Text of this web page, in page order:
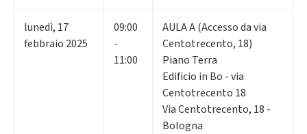
lunedì, 17
febbraio 2025
09:00
-
11:00
AULA A (Accesso da via
Centotrecento, 18)
Piano Terra
Edificio in Bo - via
Centotrecento 18
Via Centotrecento, 18 -
Bologna